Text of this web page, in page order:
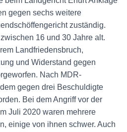
gegen sechs weitere
zuständig.
16 und 30 Jahre alt.
Landfriedensbruch,
und Widerstand gegen
Nach MDR-
gegen drei Beschuldigte
Bei dem Angriff vor der
Juli 2020 waren mehrere
einige von ihnen schwer. Auch